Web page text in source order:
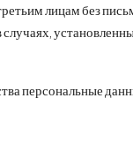
лицам без
персональные